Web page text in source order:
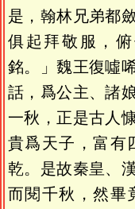
是，翰林兄弟都
俱起拜敬服，
銘。」魏王復噓
話，爲公主、諸
一秋，正是古人
貴爲天子，富有
乾。是故秦皇、
而閱千秋，然畢